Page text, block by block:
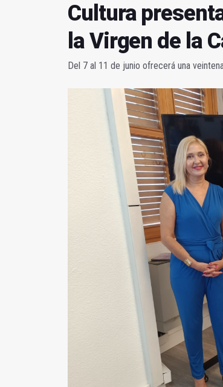
Cultura
la Virgen de la
Del 7 al 11 de junio ofrecerá una